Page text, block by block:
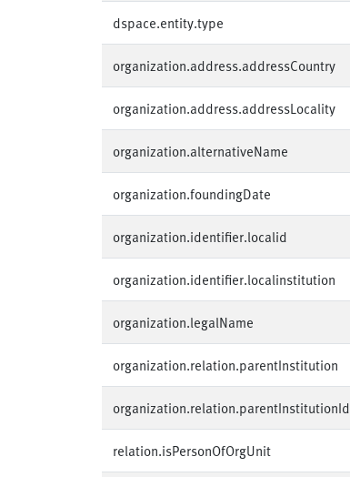
dspace.entity.type
organization.address.addressCountry
organization.address.addressLocality
organization.alternativeName
organization.foundingDate
organization.identifier.localid
organization.identifier.localinstitution
organization.legalName
organization.relation.parentInstitution
organization.relation.parentInstitutionId
relation.isPersonOfOrgUnit